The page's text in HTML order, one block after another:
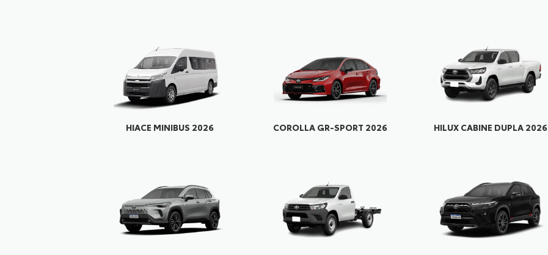
HIACE MINIBUS 2026 COROLLA GR-SPORT 2026 HILUX CABINE DUPLA 2026